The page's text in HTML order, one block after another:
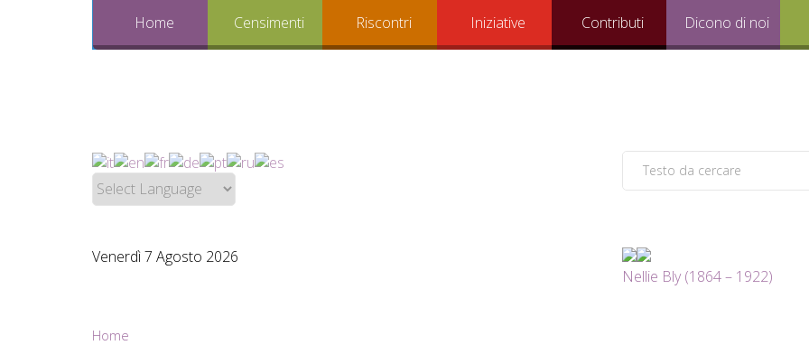
Home Censimenti Riscontri Iniziative Contributi Dicono di noi
Venerdì 7 Agosto 2026
Nellie Bly (1864 – 1922)
Home